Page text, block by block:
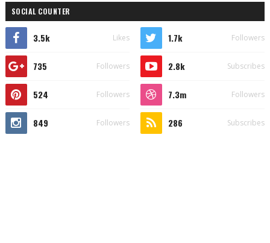
SOCIAL COUNTER
3.5k Likes 1.7k Followers
735 Followers 2.8k Subscribes
524 Followers 7.3m Followers
849 Followers 286 Subscribes